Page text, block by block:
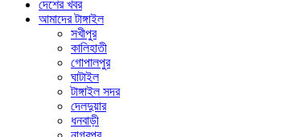
দেশের খবর
আমাদের টাঙ্গাইল
সখীপুর
কালিহাতী
গোপালপুর
ঘাটাইল
টাঙ্গাইল সদর
দেলদুয়ার
ধনবাড়ী